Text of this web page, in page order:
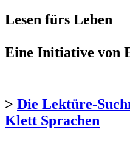
Lesen fürs Leben
Eine Initiative von
> Die Lektüre-
Klett Sprachen